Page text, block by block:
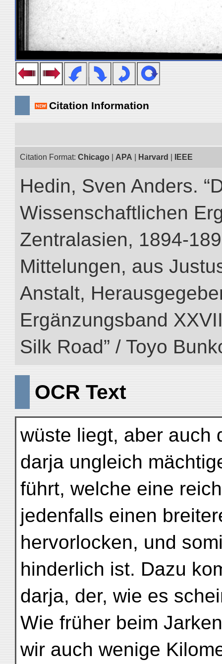
Citation Information
Citation Format: Chicago APA Harvard IEEE
Hedin, Sven Anders.
Wissenschaftlichen
Zentralasien, 1894-
Mittelungen, aus
Anstalt,
Ergänzungsband
Silk Road” / Toyo
OCR Text
wüste liegt, aber auch
darja ungleich
führt, welche eine
jedenfalls einen
hervorlocken, und
hinderlich ist. Dazu
darja, der, wie es
Wie früher beim
wir auch wenige